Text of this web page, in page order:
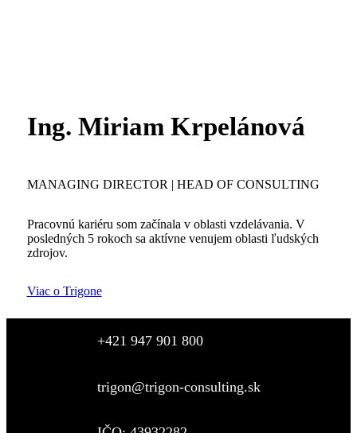
Ing. Miriam Krpelánová
MANAGING DIRECTOR | HEAD OF CONSULTING
Pracovnú kariéru som začínala v oblasti vzdelávania. V
posledných 5 rokoch sa aktívne venujem oblasti ľudských
zdrojov.
Viac o Trigone
+421 947 901 800
trigon@trigon-consulting.sk